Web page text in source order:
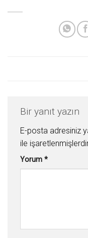
Bir yanıt yazın
E-posta adresiniz
ile
Yorum *